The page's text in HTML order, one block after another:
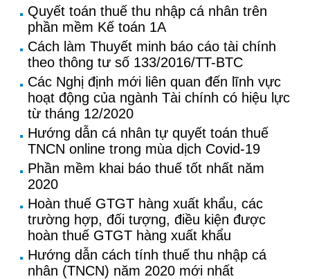
Quyết toán thuế thu nhập cá nhân trên
phần mềm Kế toán 1A
Cách làm Thuyết minh báo cáo tài chính
theo thông tư số 133/2016/TT-BTC
Các Nghị định mới liên quan đến lĩnh vực
hoạt động của ngành Tài chính có hiệu lực
từ tháng 12/2020
Hướng dẫn cá nhân tự quyết toán thuế
TNCN online trong mùa dịch Covid-19
Phần mềm khai báo thuế tốt nhất năm
2020
Hoàn thuế GTGT hàng xuất khẩu, các
trường hợp, đối tượng, điều kiện được
hoàn thuế GTGT hàng xuất khẩu
Hướng dẫn cách tính thuế thu nhập cá
nhân (TNCN) năm 2020 mới nhất